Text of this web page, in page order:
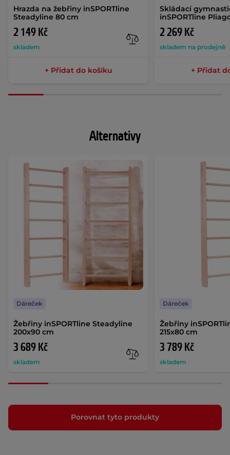
Hrazda na žebřiny inSPORTline
Steadyline 80 cm
2 149 Kč
skladem
+ Přidat do košíku
Skládací
inSPORTline
2 269 Kč
skladem na prodejně
+ Přidat
Alternativy
Žebřiny inSPORTline Steadyline
200x90 cm
3 689 Kč
skladem
Dáreček
Žebřiny
215x80 cm
3 789 Kč
skladem
Dáreček
Porovnat tyto produkty